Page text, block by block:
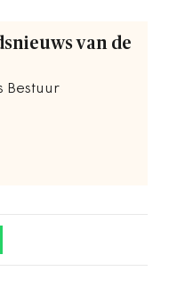
van de
Bestuur